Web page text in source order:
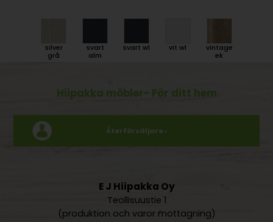
silver
grå
svart
alm
svart wl vit wl
vintage
ek
Hiipakka möbler- För ditt hem
Återförsäljare ›
E J Hiipakka Oy
Teollisuustie 1
(produktion och varor mottagning)